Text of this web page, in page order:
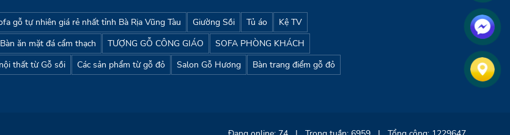
gỗ tự nhiên giá rẻ nhất tỉnh Bà Rịa Vũng Tàu Giường Sồi Tủ áo
Kệ TV
Bàn ăn mặt đá cẩm thạch TƯỢNG GỖ CÔNG GIÁO
SOFA PHÒNG KHÁCH
thất từ Gỗ sồi Các sản phẩm từ gỗ đỏ Salon Gỗ Hương
Bàn trang điểm gỗ đỏ